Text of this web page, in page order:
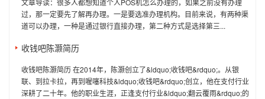
文章导读：很多人都想知道个人POS机怎么办理的，如果之前没有办理
过，那一定要先了解再办理。一是要选准办理机构。目前来说，有两种渠
道可以办理，一种是通过银行直接办理，第二种方式是选择第三...
收钱吧陈灏简历
收钱吧陈灏简历 在2014年，陈灏创立了&ldquo;收钱吧&rdquo;。从银
联、到拉卡拉，再到喔噻科技&ldquo;收钱吧&rdquo;创立，他在支付行业
深耕了二十年。他的职业生涯，正逢支付行业&ldquo;翻云覆雨&rdquo;的